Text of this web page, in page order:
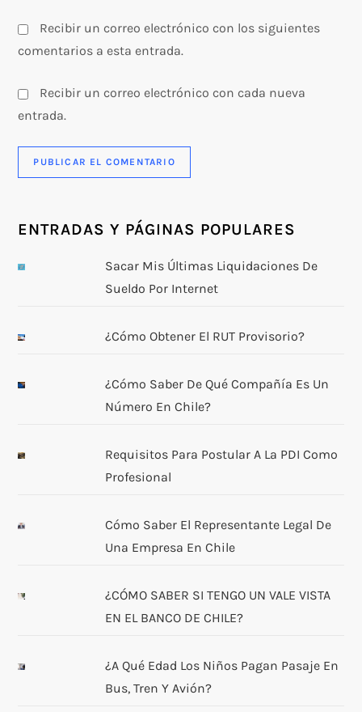
a
s
Recibir un correo electrónico con los siguientes
comentarios a esta entrada.
Recibir un correo electrónico con cada nueva
entrada.
ENTRADAS Y PÁGINAS POPULARES
Sacar Mis Últimas Liquidaciones De
Sueldo Por Internet
¿Cómo Obtener El RUT Provisorio?
¿Cómo Saber De Qué Compañía Es Un
Número En Chile?
Requisitos Para Postular A La PDI Como
Profesional
Cómo Saber El Representante Legal De
Una Empresa En Chile
¿CÓMO SABER SI TENGO UN VALE VISTA
EN EL BANCO DE CHILE?
¿A Qué Edad Los Niños Pagan Pasaje En
Bus, Tren Y Avión?